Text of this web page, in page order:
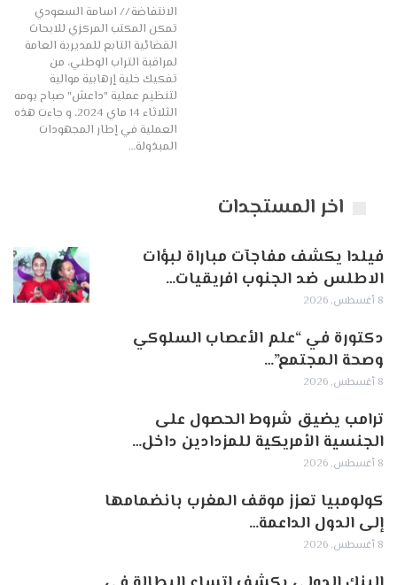
الانتفاضة // اسامة السعودي
تمكن المكتب المركزي للابحاث
القضائية التابع للمديرية العامة
لمراقبة التراب الوطني، من
تفكيك خلية إرهابية موالية
لتنظيم عملية "داعش" صباح يومه
الثلاثاء 14 ماي 2024، و جاءت هذه
العملية في إطار المجهودات
المبذولة…
اخر المستجدات
فيلدا يكشف مفاجآت مباراة لبؤات
الاطلس ضد الجنوب افريقيات…
8 أغسطس, 2026
دكتورة في “علم الأعصاب السلوكي
وصحة المجتمع”…
8 أغسطس, 2026
ترامب يضيق شروط الحصول على
الجنسية الأمريكية للمزدادين داخل…
8 أغسطس, 2026
كولومبيا تعزز موقف المغرب بانضمامها
إلى الدول الداعمة…
8 أغسطس, 2026